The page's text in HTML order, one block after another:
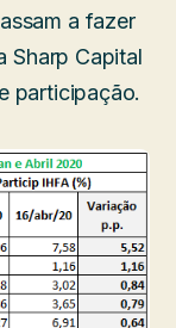
a fazer
Sharp Capital
participação.